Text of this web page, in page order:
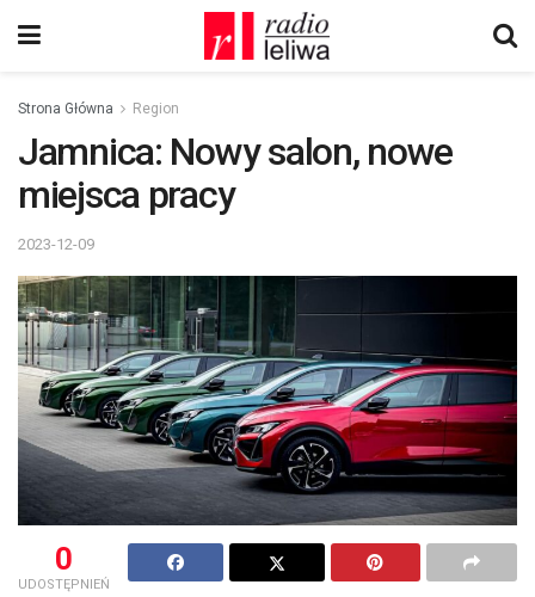
Strona Główna Region
Jamnica: Nowy salon, nowe
miejsca pracy
2023-12-09
0
UDOSTĘPNIEŃ